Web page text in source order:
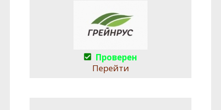
Проверен
Перейти